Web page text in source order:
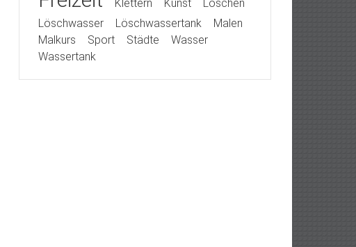
Klettern Kunst
Löschen
Löschwasser
Löschwassertank
Malen
Malkurs
Sport Städte
Wasser
Wassertank